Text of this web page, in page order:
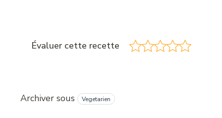
Évaluer cette recette
Archiver sous Vegetarien